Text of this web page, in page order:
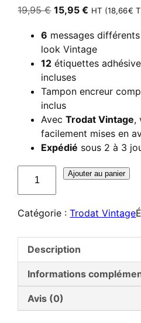
19,95€ Le
initial
était :
19,95 €.
15,95€ Le
actuel
est :
15,95 €.
HT (18,66€
6 messages
look Vintage
12 étiquettes
incluses
Tampon encreur
inclus
AvecTrodat Vintage,
facilement mises en
Expédié sous 2 à 3
Vintage
occasions
spéciales
Ajouter au panier
Catégorie :Trodat Vintage
Description
Informations
Avis (0)